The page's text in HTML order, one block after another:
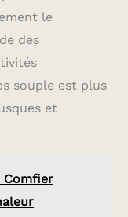
le
des
souple est plus
et
Comfier